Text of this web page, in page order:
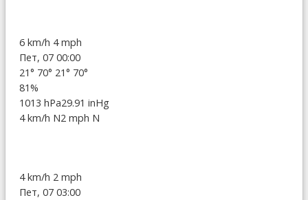
6 km/h 4 mph
Пет, 07 00:00
21° 70° 21° 70°
81%
1013 hPa29.91 inHg
4 km/h N2 mph N
4 km/h 2 mph
Пет, 07 03:00